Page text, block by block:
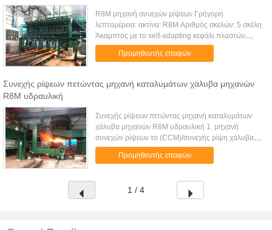
R8M μηχανή συνεχών ρίψεων Γρήγορη
λεπτομέρεια: ακτίνα: R8M Αριθμός σκελών: 5 σκέλη
Άκαμπτος με το self-adapting κεφάλι πλαστών
φραγμών με την πιστοποίηση του ISO Μπορούμε
να παραγάγουμε υψηλό - μηχανές ποιοτικ...
Προμηθευτής επαφών
Συνεχής ρίψεων πετώντας μηχανή καταλυμάτων χάλυβα μηχανών
R8M υδραυλική
Συνεχής ρίψεων πετώντας μηχανή καταλυμάτων
χάλυβα μηχανών R8M υδραυλική 1. μηχανή
συνεχών ρίψεων το (CCM)/συνεχής ρίψη χάλυβα 2.
είδη ακτίνας τόξων 3. είδη τύπου καταλυμάτων 4.
είδη σκέλους 5. Περισσότερες επι...
Προμηθευτής επαφών
1 / 4